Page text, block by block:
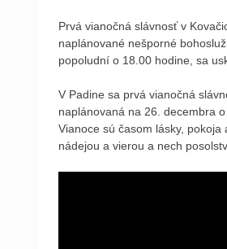
Prvá vianočná slávnosť v
naplánované nešporné
popoludní o 18.00 hodine, sa
V Padine sa prvá vianočná
naplánovaná na 26. decembra
Vianoce sú časom lásky,
nádejou a vierou a nech